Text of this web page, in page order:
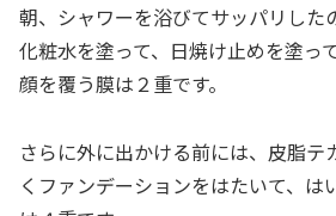
朝、シャワーを浴びてサッパリした
化粧水を塗って、日焼け止めを塗っ
顔を覆う膜は２重です。
さらに外に出かける前には、皮脂テ
くファンデーションをはたいて、は